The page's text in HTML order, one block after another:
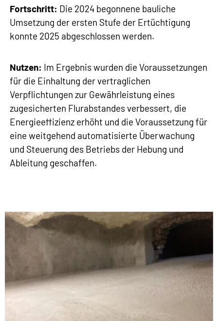
Fortschritt: Die 2024 begonnene bauliche
Umsetzung der ersten Stufe der Ertüchtigung
konnte 2025 abgeschlossen werden.
Nutzen: Im Ergebnis wurden die Voraussetzungen
für die Einhaltung der vertraglichen
Verpflichtungen zur Gewährleistung eines
zugesicherten Flurabstandes verbessert, die
Energieeffizienz erhöht und die Voraussetzung für
eine weitgehend automatisierte Überwachung
und Steuerung des Betriebs der Hebung und
Ableitung geschaffen.